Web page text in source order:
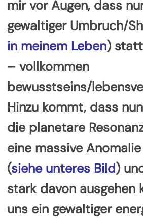
mir vor Augen, dass
gewaltiger Umbruch/
in meinem Leben)
– vollkommen
bewusstseins/
Hinzu kommt, dass
die planetare
eine massive
(siehe unteres Bild)
stark davon ausgehen
uns ein gewaltiger